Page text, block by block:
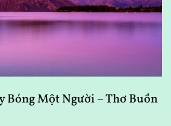
Bóng Một Người – Thơ Buồn